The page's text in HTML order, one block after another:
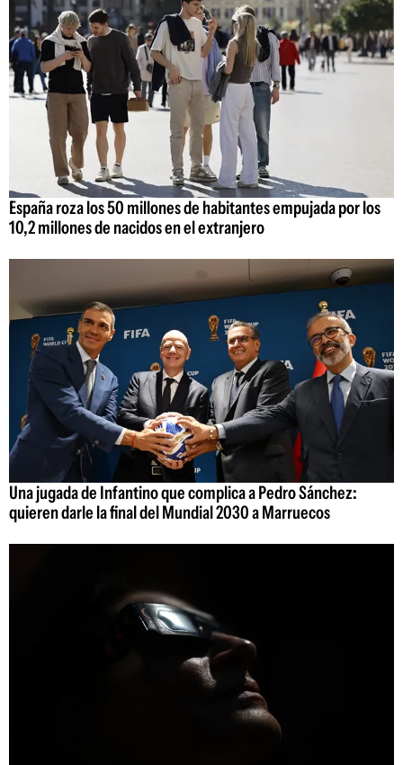
España roza los 50 millones de habitantes empujada por los
10,2 millones de nacidos en el extranjero
Una jugada de Infantino que complica a Pedro Sánchez:
quieren darle la final del Mundial 2030 a Marruecos